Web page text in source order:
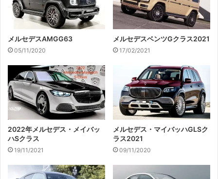
メルセデスAMGG63
05/11/2020
メルセデスベンツGクラス2021
17/02/2021
2022年メルセデス・メイバッ
ハSクラス
19/11/2021
メルセデス・マイバッハGLSク
ラス2021
09/11/2020